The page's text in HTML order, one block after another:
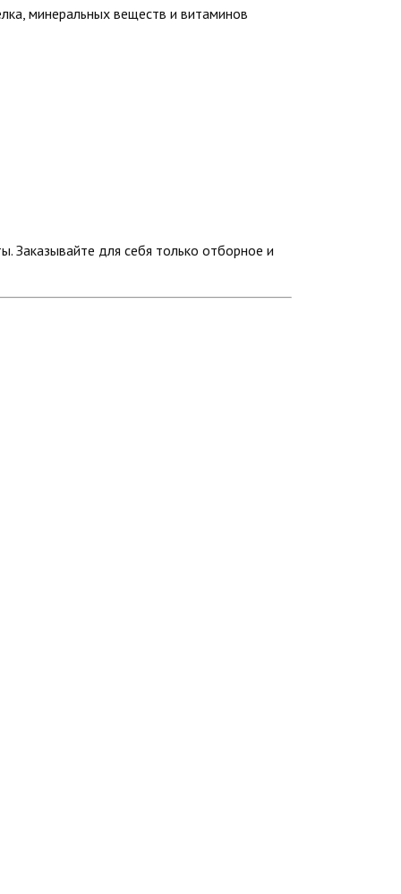
минеральных веществ и витаминов
Заказывайте для себя только отборное и